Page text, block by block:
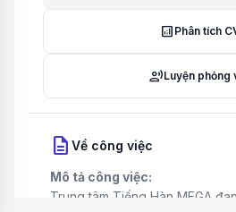
analytics Phân tích
record_voice_overLuyện phỏng
description Về công việc
Mô tả công việc:
Trung tâm Tiếng Hàn MEGA